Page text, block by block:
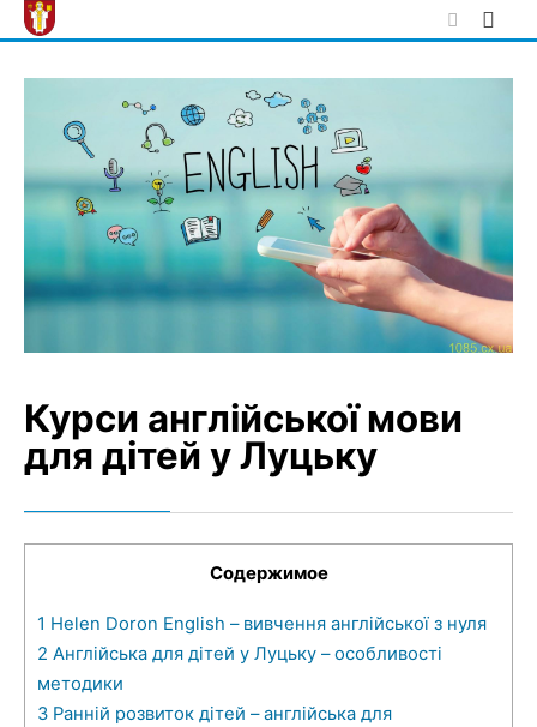
Skip
to
Курси англійської мови
для дітей у Луцьку
Содержимое
1 Helen Doron English – вивчення англійської з нуля
2 Англійська для дітей у Луцьку – особливості
методики
3 Ранній розвиток дітей – англійська для